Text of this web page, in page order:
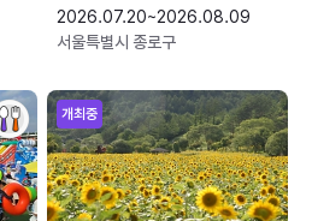
2026.07.20~2026.08.09
서울특별시 종로구
개최중